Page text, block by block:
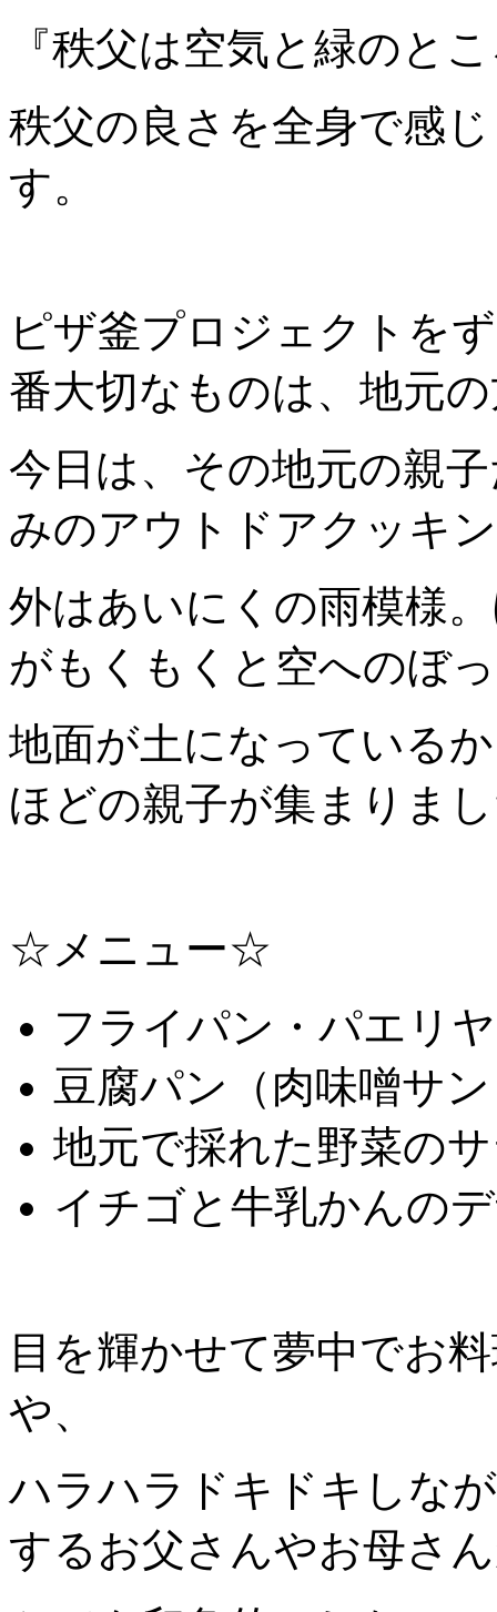
『秩父は空気と緑の
秩父の良さを全身で感
す。
ピザ釜プロジェクトを
番大切なものは、地元
今日は、その地元の親
みのアウトドアクッキ
外はあいにくの雨模様
がもくもくと空へのぼ
地面が土になっている
ほどの親子が集まりま
☆メニュー☆
フライパン・パエリヤ
豆腐パン（肉味噌サ
地元で採れた野菜の
イチゴと牛乳かんの
目を輝かせて夢中でお
や、
ハラハラドキドキしな
するお父さんやお母さ